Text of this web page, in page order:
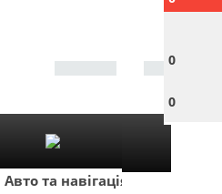
0
0
Авто та навігація